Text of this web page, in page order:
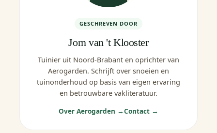
GESCHREVEN DOOR
Jorn van 't Klooster
Tuinier uit Noord-Brabant en oprichter van
Aerogarden. Schrijft over snoeien en
tuinonderhoud op basis van eigen ervaring
en betrouwbare vakliteratuur.
Over Aerogarden →Contact →